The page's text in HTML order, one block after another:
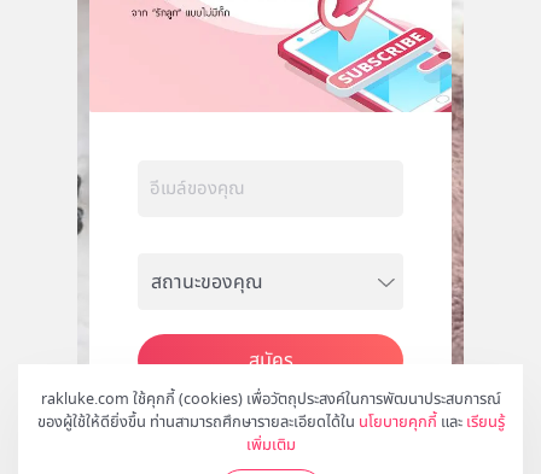
rakluke.com ใช้คุกกี้ (cookies) เพื่อวัตถุประสงค์ในการพัฒนาประสบการณ์
ของผู้ใช้ให้ดียิ่งขึ้น ท่านสามารถศึกษารายละเอียดได้ใน นโยบายคุกกี้ และ เรียนรู้
เพิ่มเติม
สมัคร